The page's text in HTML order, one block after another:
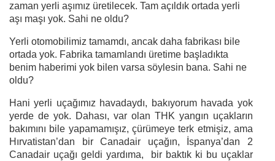
zaman yerli aşımız üretilecek. Tam açıldık ortada yerli
aşı maşı yok. Sahi ne oldu?
Yerli otomobilimiz tamamdı, ancak daha fabrikası bile
ortada yok. Fabrika tamamlandı üretime başladıkta
benim haberimi yok bilen varsa söylesin bana. Sahi ne
oldu?
Hani yerli uçağımız havadaydı, bakıyorum havada yok
yerde de yok. Dahası, var olan THK yangın uçakların
bakımını bile yapamamışız, çürümeye terk etmişiz, ama
Hırvatistan’dan bir Canadair uçağın, İspanya’dan 2
Canadair uçağı geldi yardıma, bir baktık ki bu uçaklar